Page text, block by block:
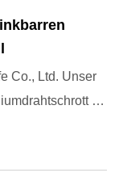
Ltd. Unser
/